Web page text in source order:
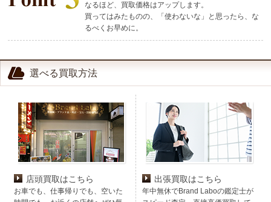
なるほど、買取価格はアップします。
買ってはみたものの、「使わないな」と思ったら、な
るべくお早めに。
選べる買取方法
店頭買取はこちら
お車でも、仕事帰りでも、空いた
出張買取はこちら
年中無休でBrand Laboの鑑定士が